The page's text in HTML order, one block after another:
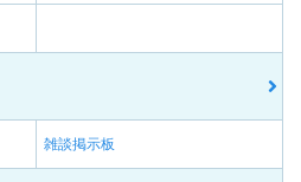
雑談掲示板